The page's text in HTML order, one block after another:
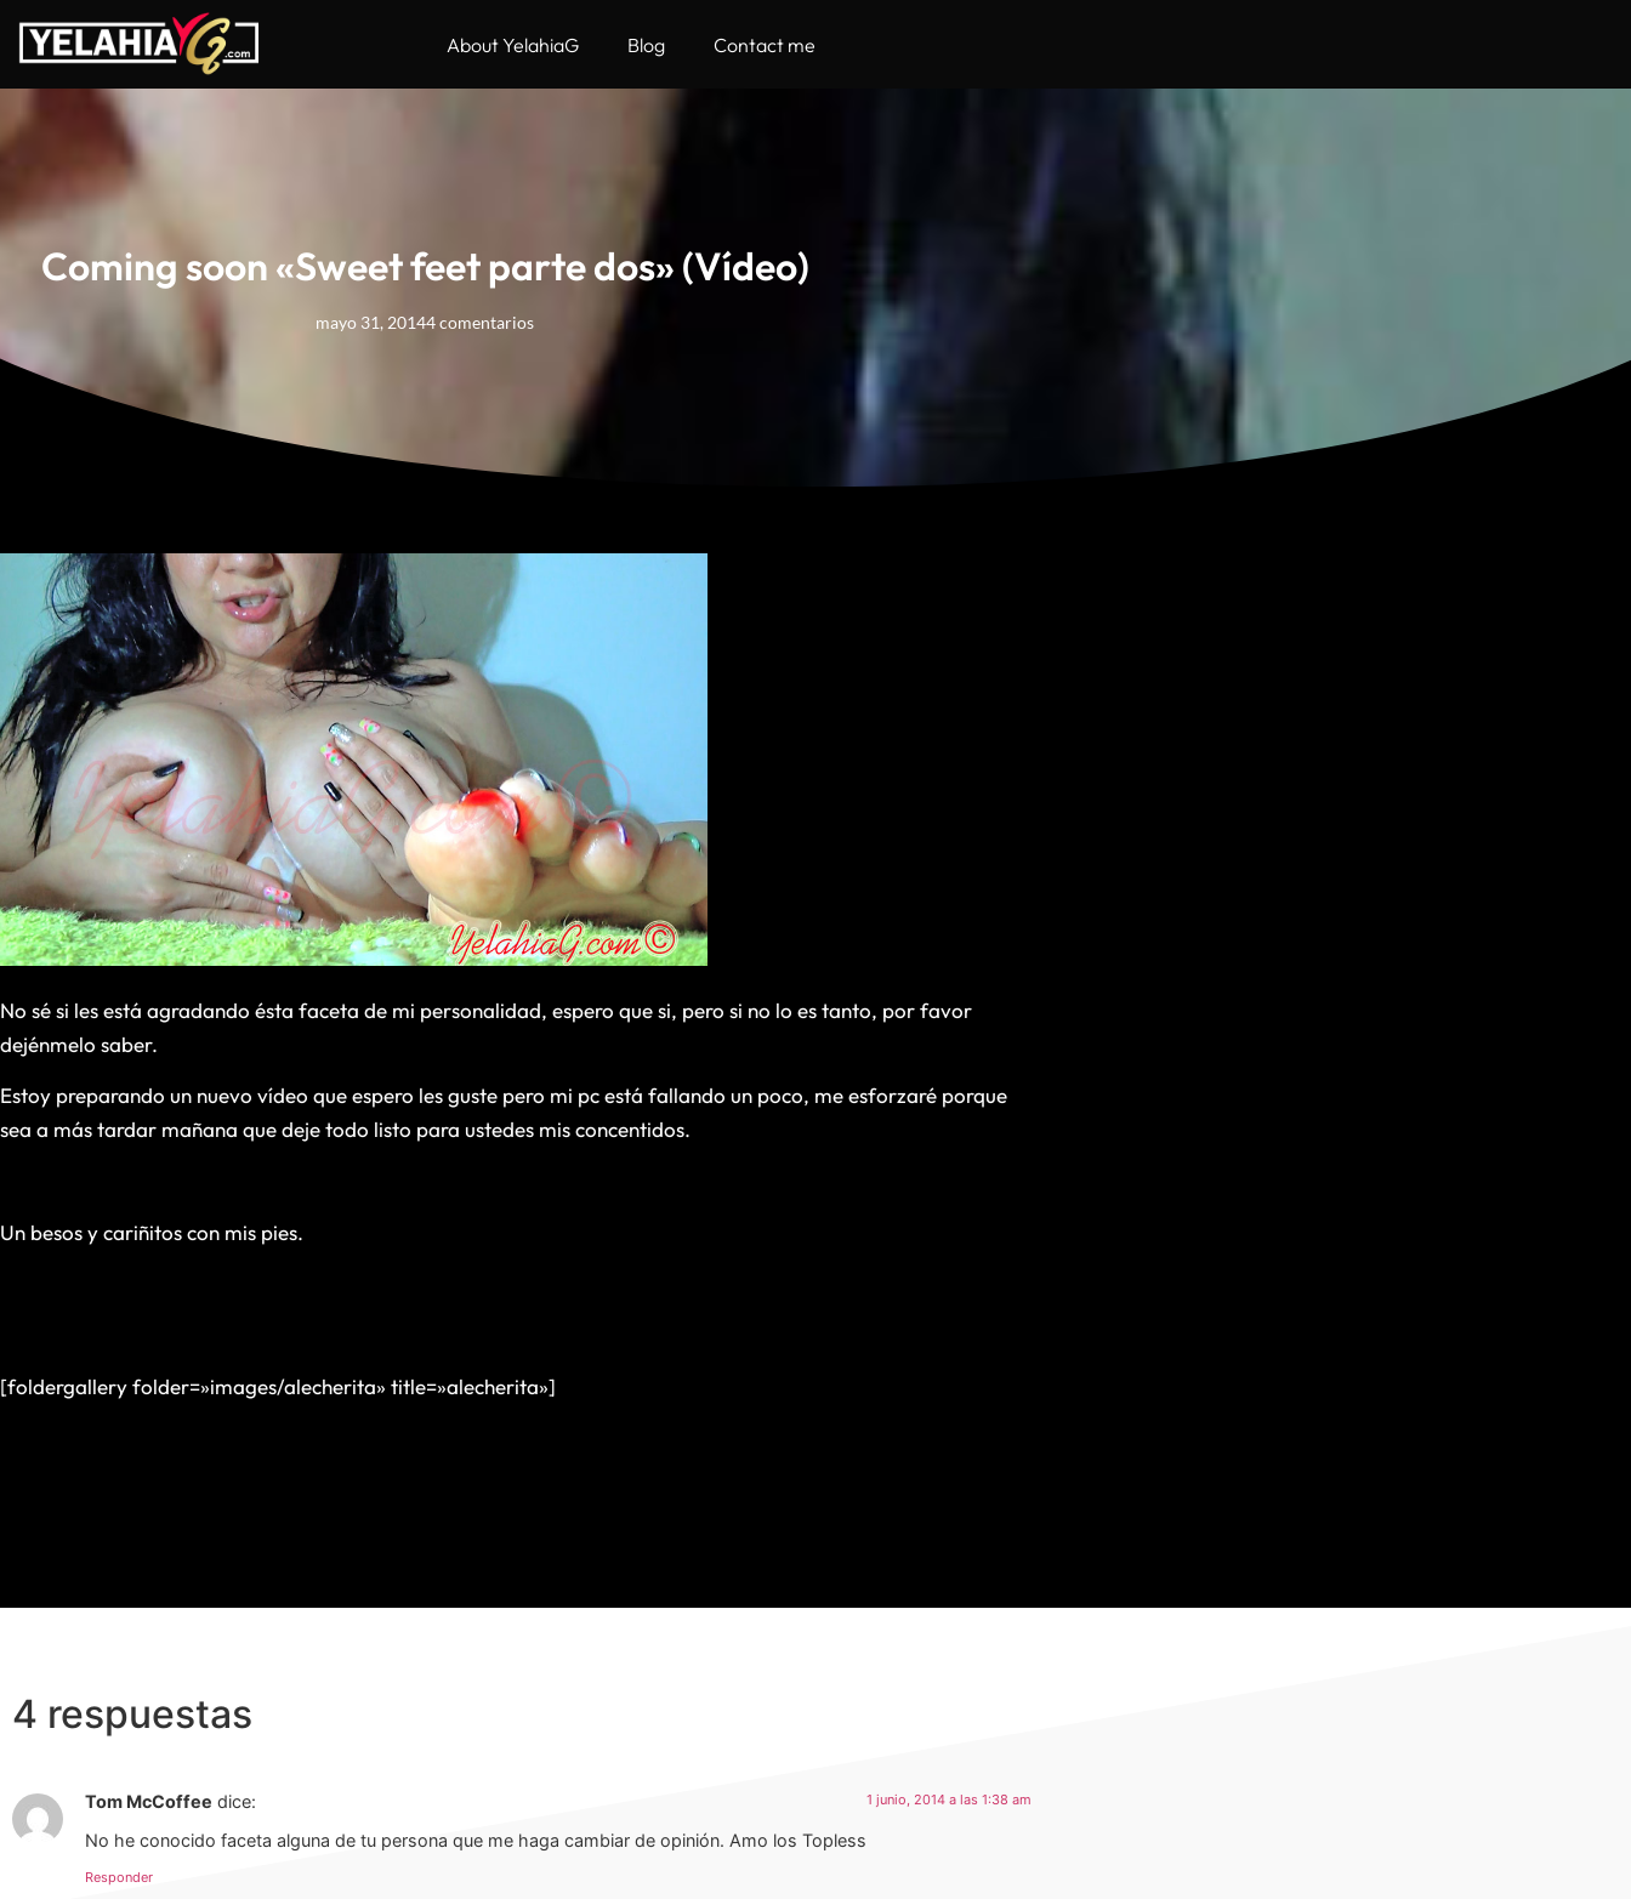
About YelahiaG Blog Contact me
Coming soon «Sweet feet parte dos» (Vídeo)
mayo 31, 20144 comentarios
No sé si les está agradando ésta faceta de mi personalidad, espero que si, pero si no lo es tanto, por favor
dejénmelo saber.
Estoy preparando un nuevo vídeo que espero les guste pero mi pc está fallando un poco, me esforzaré porque
sea a más tardar mañana que deje todo listo para ustedes mis concentidos.
Un besos y cariñitos con mis pies.
[foldergallery folder=»images/alecherita» title=»alecherita»]
4 respuestas
Tom McCoffee dice: 1 junio, 2014 a las 1:38 am
No he conocido faceta alguna de tu persona que me haga cambiar de opinión. Amo los Topless
Responder